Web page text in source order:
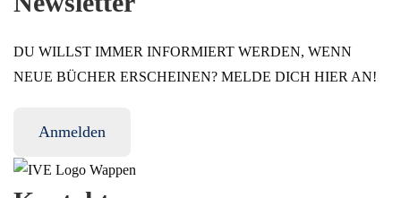
DU WILLST IMMER INFORMIERT WERDEN, WENN
NEUE BÜCHER ERSCHEINEN? MELDE DICH HIER AN!
Anmelden